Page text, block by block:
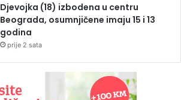
Djevojka (18) izbodena u centru
Beograda, osumnjičene imaju 15 i 13
godina
prije 2 sata